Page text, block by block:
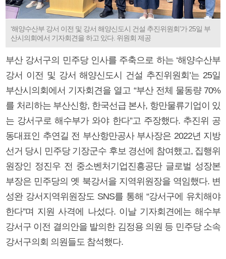
‘해양수산부 강서 이전 및 강서 해양신도시 건설 추진위원회’가 25일 부
산시의회에서 기자회견을 하고 있다. 위원회 제공
부산 강서구의 민주당 인사를 주축으로 하는 ‘해양수산부
강서 이전 및 강서 해양신도시 건설 추진위원회’는 25일
부산시의회에서 기자회견을 열고 “부산 전체 물동량 70%
를 처리하는 부산신항, 한국선급 본사, 항만물류기업이 있
는 강서구로 해수부가 와야 한다”고 주장했다. 추진위 공
동대표인 추연길 전 부산항만공사 부사장은 2022년 지방
선거 당시 민주당 기장군수 후보 경선에 참여했고, 집행위
원장인 정진우 전 중소벤처기업진흥공단 글로벌 성장본
부장은 민주당의 옛 북강서을 지역위원장을 역임했다. 변
성완 강서지역위원장도 SNS를 통해 “강서구에 유치해야
한다”며 지원 사격에 나섰다. 이날 기자회견에는 해수부
강서구 이전 결의안을 발의한 김정용 의원 등 민주당 소속
강서구의회 의원들도 참석했다.